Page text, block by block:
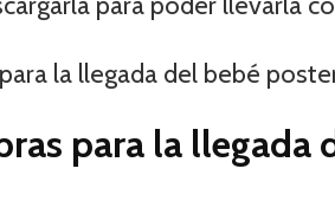
para la llegada